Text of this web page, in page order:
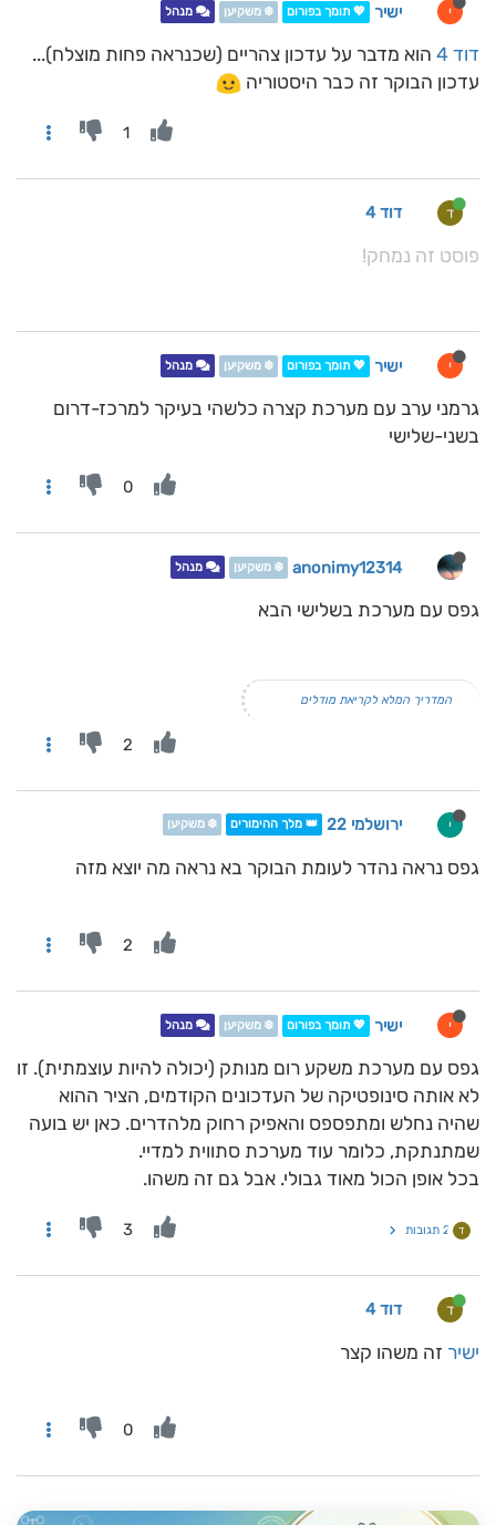
י ישיר 💖 תומך בפורום ❄️ משקיען מנהל
דוד 4
הוא מדבר על עדכון צהריים (שכנראה פחות מוצלח)...
עדכון הבוקר זה כבר היסטוריה
1
ד דוד 4
פוסט זה נמחק!
י ישיר 💖 תומך בפורום ❄️ משקיען מנהל
גרמני ערב עם מערכת קצרה כלשהי בעיקר למרכז-דרום
בשני-שלישי
0
anonimy12314 ❄️ משקיען מנהל
גפס עם מערכת בשלישי הבא
המדריך המלא לקריאת מודלים
2
י ירושלמי 22 👑 מלך ההימורים ❄️ משקיען
גפס נראה נהדר לעומת הבוקר בא נראה מה יוצא מזה
2
י ישיר 💖 תומך בפורום ❄️ משקיען מנהל
גפס עם מערכת משקע רום מנותק (יכולה להיות עוצמתית). זו
לא אותה סינופטיקה של העדכונים הקודמים, הציר ההוא
שהיה נחלש ומתפספס והאפיק רחוק מלהדרים. כאן יש בועה
שמתנתקת, כלומר עוד מערכת סתווית למדיי.
בכל אופן הכול מאוד גבולי. אבל גם זה משהו.
ד 2 תגובות 3
ד דוד 4
ישיר זה משהו קצר
0